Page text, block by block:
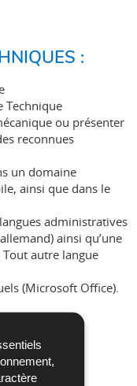
:
Technique
ou présenter
reconnues
un domaine
ainsi que dans le
administratives
ainsi qu’une
Tout autre langue
(Microsoft Office).